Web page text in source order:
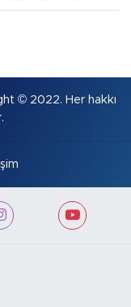
© 2022. Her hakkı